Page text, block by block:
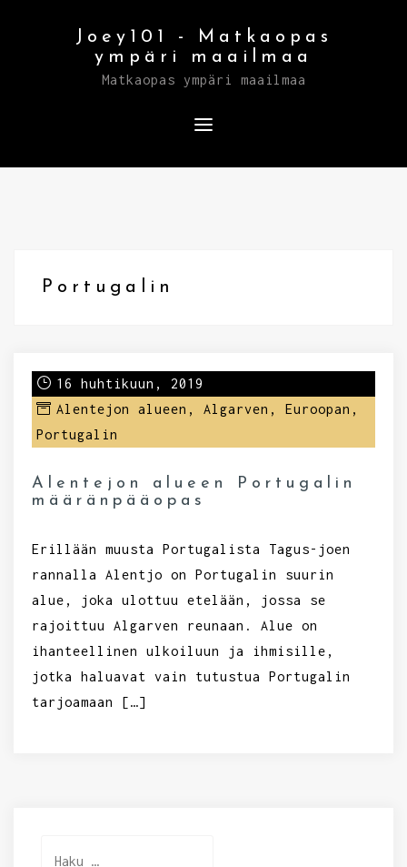
Joey101 - Matkaopas
ympäri maailmaa
Matkaopas ympäri maailmaa
Portugalin
16 huhtikuun, 2019
Alentejon alueen , Algarven , Euroopan ,
Portugalin
Alentejon alueen Portugalin
määränpääopas
Erillään muusta Portugalista Tagus-joen
rannalla Alentjo on Portugalin suurin
alue, joka ulottuu etelään, jossa se
rajoittuu Algarven reunaan. Alue on
ihanteellinen ulkoiluun ja ihmisille,
jotka haluavat vain tutustua Portugalin
tarjoamaan […]